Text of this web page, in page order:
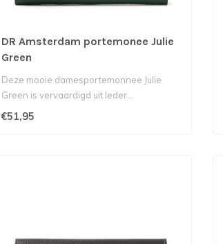
DR Amsterdam portemonee Julie
Green
Deze mooie damesportemonnee Julie
Green is vervaardigd uit leder...
€51,95